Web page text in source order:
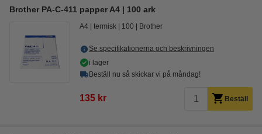
Brother PA-C-411 papper A4 | 100 ark
A4 termisk 100 Brother
Se specifikationerna och beskrivningen
i lager
Beställ nu så skickar vi på måndag!
135 kr Beställ